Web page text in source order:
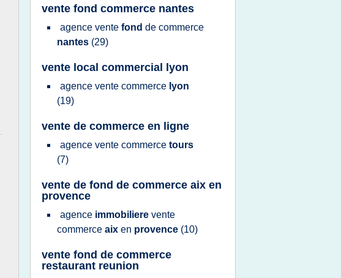
vente fond commerce nantes
agence vente fond de commerce
nantes (29)
vente local commercial lyon
agence vente commerce lyon
(19)
vente de commerce en ligne
agence vente commerce tours
(7)
vente de fond de commerce aix en
provence
agence immobiliere vente
commerce aix en provence (10)
vente fond de commerce
restaurant reunion